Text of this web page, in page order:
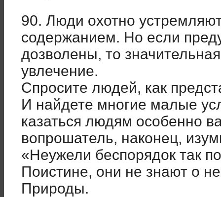
90. Люди охотно
содержанием. Но если
дозволены, то
увлечение.
Спросите людей, как
И найдете многие малые
казаться людям особенно
вопрошатель, наконец,
«Неужели беспорядок так
Поистине, они не знают о
Природы.